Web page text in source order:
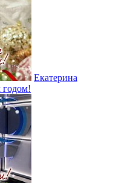
Екатерина
годом!